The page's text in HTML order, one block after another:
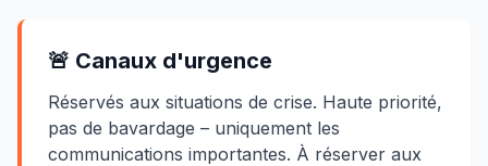
🚨 Canaux d'urgence
Réservés aux situations de crise. Haute priorité,
pas de bavardage – uniquement les
communications importantes. À réserver aux